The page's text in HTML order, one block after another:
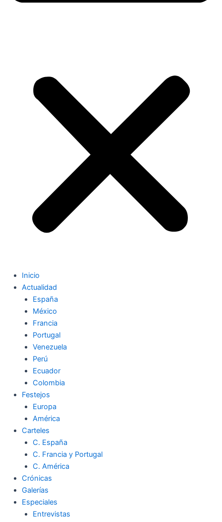
Inicio
Actualidad
España
México
Francia
Portugal
Venezuela
Perú
Ecuador
Colombia
Festejos
Europa
América
Carteles
C. España
C. Francia y Portugal
C. América
Crónicas
Galerías
Especiales
Entrevistas